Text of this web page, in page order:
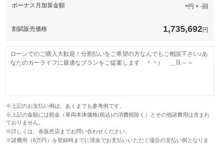
ボーナス月加算金額 -円 × -回
割賦販売価格 1,735,692円
ローンでのご購入大歓迎！分割払いをご希望の方なんでもご相談下さい♪あ
なたのカーライフに最適なプランをご提案します ＾＾） ＿旦～～
※上記のお支払い例は、あくまでも参考例です。
※上記の金額には税金（車両本体価格(税込)の消費税除く）とその他諸費用は含まれ
ておりません。
※詳しくは、各販売店までお問い合わせください。
※諸費用（6万円）を登録時までに現金でお支払いいただく場合の支払い例となりま